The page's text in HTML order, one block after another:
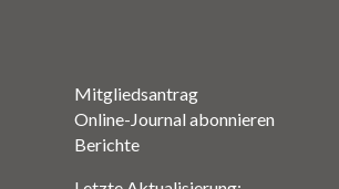
Mitgliedsantrag
Online-Journal abonnieren
Berichte